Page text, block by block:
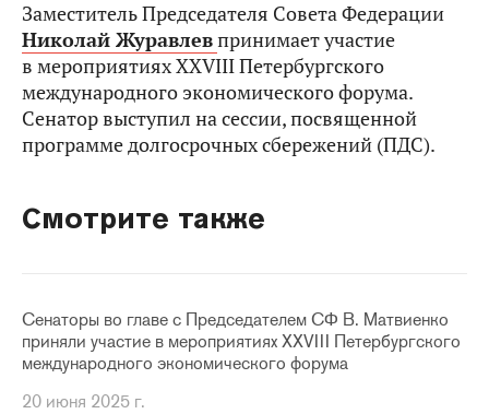
Заместитель Председателя Совета Федерации
Николай Журавлевпринимает участие
в мероприятиях XXVIII Петербургского
международного экономического форума.
Сенатор выступил на сессии, посвященной
программе долгосрочных сбережений (ПДС).
Смотрите также
Сенаторы во главе с Председателем СФ В. Матвиенко
приняли участие в мероприятиях XXVIII Петербургского
международного экономического форума
20 июня 2025 г.